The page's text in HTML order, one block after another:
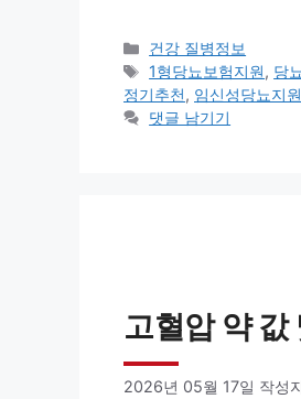
카
테
고
리
건강 질병정보
태
그
1형당뇨보험지원, 당
정기추천, 임신성당뇨지원
댓글 남기기
고혈압 약 값
2026년 05월 17일 작성